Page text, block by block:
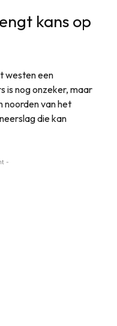
kans op
westen een
is nog onzeker, maar
noorden van het
die kan
-